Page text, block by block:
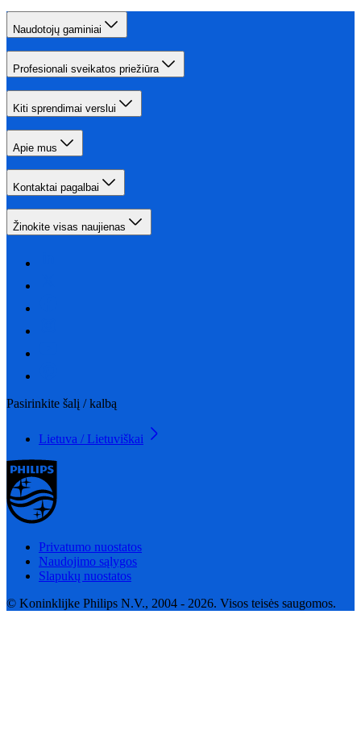
Naudotojų gaminiai
Profesionali sveikatos priežiūra
Kiti sprendimai verslui
Apie mus
Kontaktai pagalbai
Žinokite visas naujienas
Pasirinkite šalį / kalbą
Lietuva / Lietuviškai
Privatumo nuostatos
Naudojimo sąlygos
Slapukų nuostatos
© Koninklijke Philips N.V., 2004 - 2026. Visos teisės saugomos.